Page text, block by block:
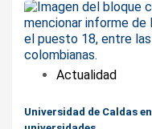
Actualidad
Universidad de Caldas